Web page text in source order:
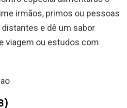
irmãos, primos ou pessoas
e dê um sabor
viagem ou estudos com